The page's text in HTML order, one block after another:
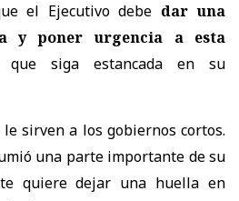
el Ejecutivo debe dar una
y poner urgencia a esta
que siga estancada en su
sirven a los gobiernos cortos.
una parte importante de su
quiere dejar una huella en